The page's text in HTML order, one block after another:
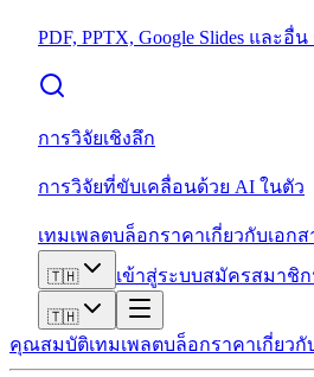
PDF, PPTX, Google Slides และอื่น
การวิจัยเชิงลึก
การวิจัยที่ขับเคลื่อนด้วย AI ในตัว
เทมเพลตบล็อกราคาเกี่ยวกับเอกส
🇹🇭 เข้าสู่ระบบสมัครสมาชิก
🇹🇭
คุณสมบัติเทมเพลตบล็อกราคาเกี่ยวกั